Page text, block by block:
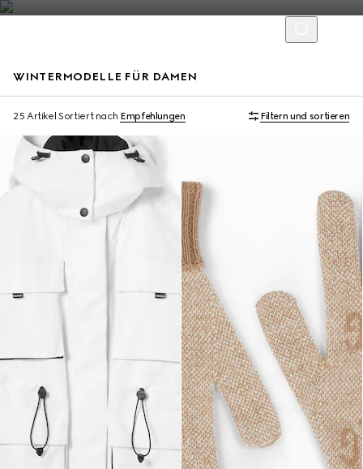
WINTERMODELLE FÜR DAMEN
25 Artikel Sortiert nach Empfehlungen Filtern und sortieren